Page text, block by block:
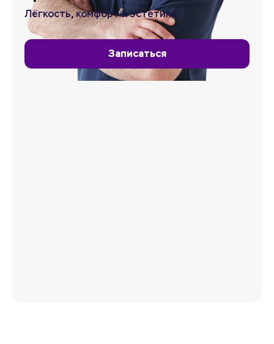
Лёгкость, комфорт и эстетика
Записаться